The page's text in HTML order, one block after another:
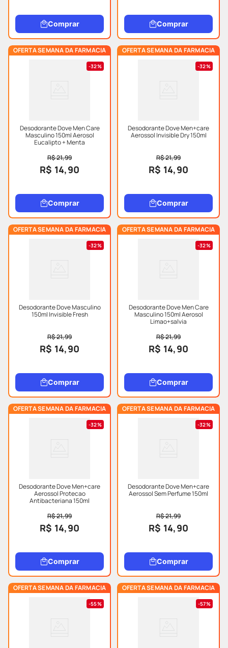
Comprar Comprar
OFERTA SEMANA DA FARMACIA
32%
Desodorante Dove Men Care
Masculino 150ml Aerosol
Eucalipto + Menta
R$ 21,99
R$ 14,90
Comprar
OFERTA SEMANA DA FARMACIA
32%
Desodorante Dove Men+care
Aerossol Invisible Dry 150ml
R$ 21,99
R$ 14,90
Comprar
OFERTA SEMANA DA FARMACIA
32%
Desodorante Dove Masculino
150ml Invisible Fresh
R$ 21,99
R$ 14,90
Comprar
OFERTA SEMANA DA FARMACIA
32%
Desodorante Dove Men Care
Masculino 150ml Aerosol
Limao+salvia
R$ 21,99
R$ 14,90
Comprar
OFERTA SEMANA DA FARMACIA
32%
Desodorante Dove Men+care
Aerossol Protecao
Antibacteriana 150ml
R$ 21,99
R$ 14,90
Comprar
OFERTA SEMANA DA FARMACIA
32%
Desodorante Dove Men+care
Aerossol Sem Perfume 150ml
R$ 21,99
R$ 14,90
Comprar
OFERTA SEMANA DA FARMACIA
55%
OFERTA SEMANA DA FARMACIA
57%